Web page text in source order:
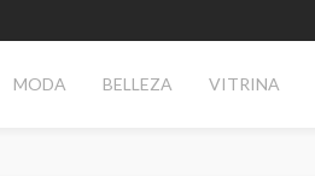
MODA BELLEZA VITRINA